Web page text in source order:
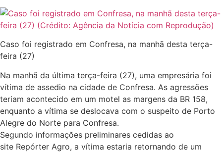
Caso foi registrado em Confresa, na manhã desta terça-
feira (27)
Na manhã da última terça-feira (27), uma empresária foi
vítima de assedio na cidade de Confresa. As agressões
teriam acontecido em um motel as margens da BR 158,
enquanto a vítima se deslocava com o suspeito de Porto
Alegre do Norte para Confresa.
Segundo informações preliminares cedidas ao
site Repórter Agro, a vítima estaria retornando de um